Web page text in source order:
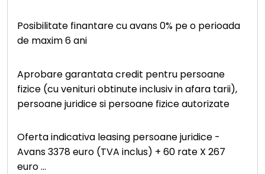
Posibilitate finantare cu avans 0% pe o perioada
de maxim 6 ani
Aprobare garantata credit pentru persoane
fizice (cu venituri obtinute inclusiv in afara tarii),
persoane juridice si persoane fizice autorizate
Oferta indicativa leasing persoane juridice -
Avans 3378 euro (TVA inclus) + 60 rate X 267
euro...